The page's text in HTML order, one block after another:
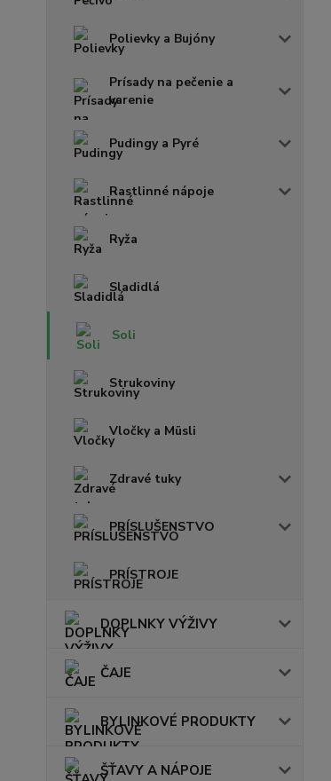
Polievky a Bujóny
Prísady na pečenie a
varenie
Pudingy a Pyré
Rastlinné nápoje
Ryža
Sladidlá
Soli
Strukoviny
Vločky a Müsli
Zdravé tuky
PRÍSLUŠENSTVO
PRÍSTROJE
DOPLNKY VÝŽIVY
ČAJE
BYLINKOVÉ PRODUKTY
ŠŤAVY A NÁPOJE